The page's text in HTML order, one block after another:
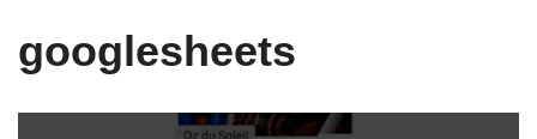
googlesheets